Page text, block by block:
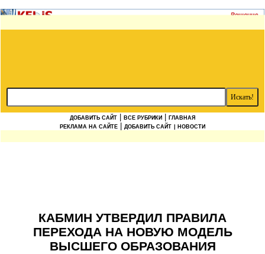
ДОБАВИТЬ САЙТ ВСЕ РУБРИКИ
ГЛАВНАЯ
РЕКЛАМА НА САЙТЕ
ДОБАВИТЬ САЙТ | НОВОСТИ
КАБМИН УТВЕРДИЛ ПРАВИЛА
ПЕРЕХОДА НА НОВУЮ МОДЕЛЬ
ВЫСШЕГО ОБРАЗОВАНИЯ